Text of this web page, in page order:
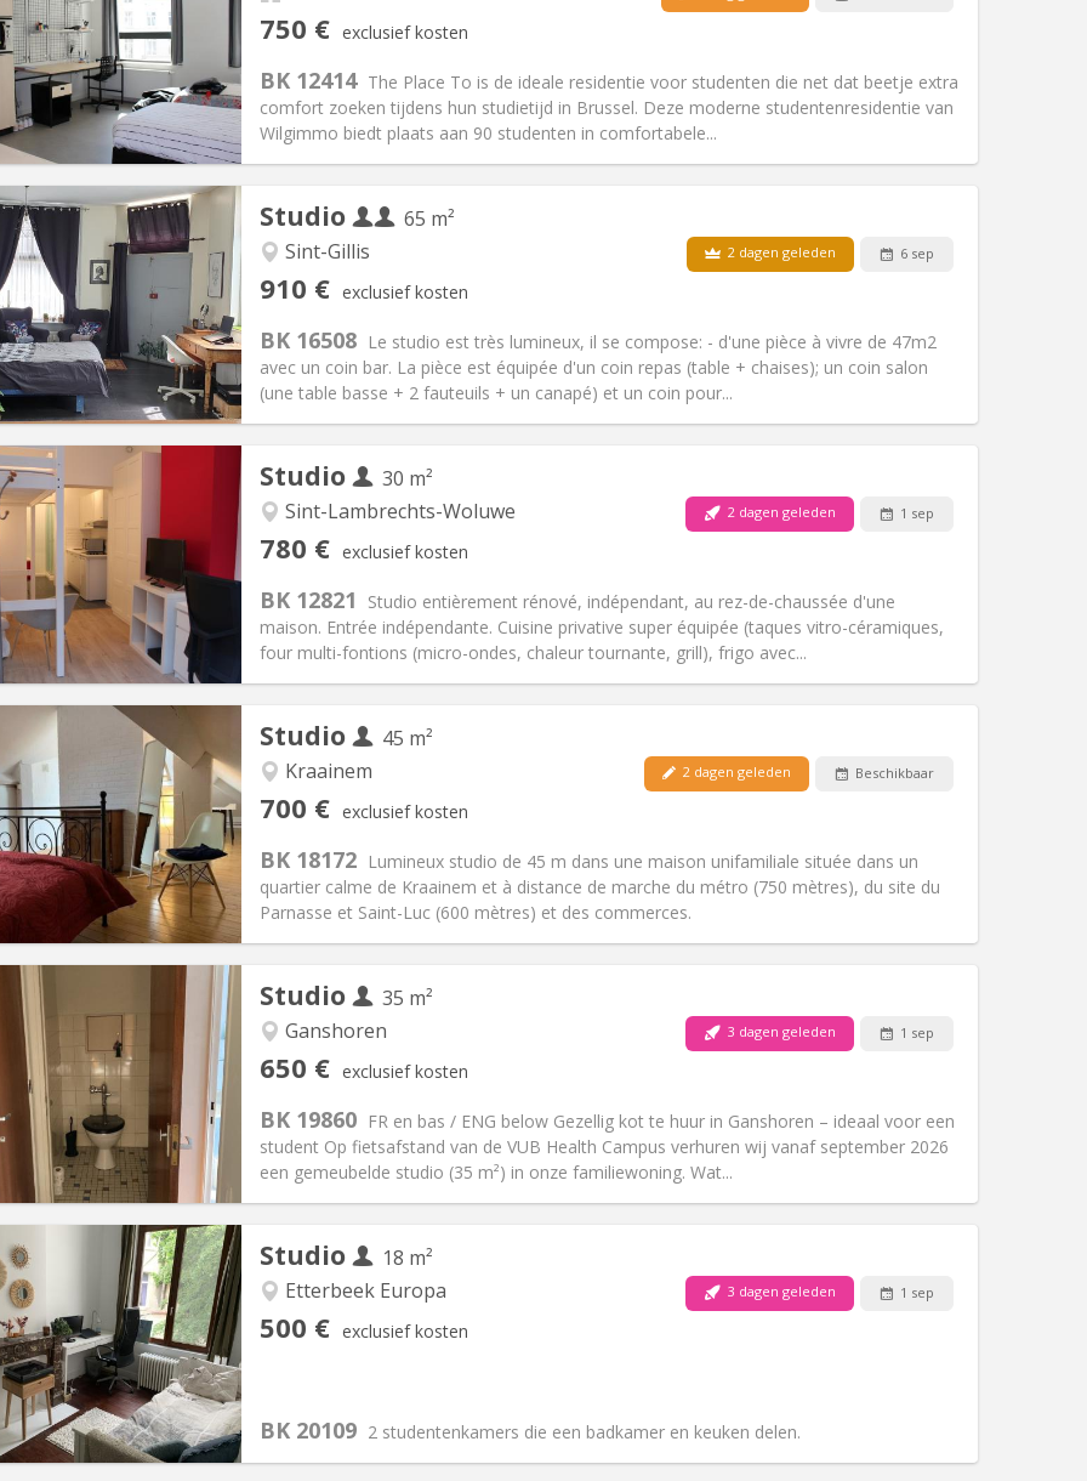
750 € exclusief kosten
BK 12414 The Place To is de ideale residentie voor studenten die net dat beetje extra
comfort zoeken tijdens hun studietijd in Brussel. Deze moderne studentenresidentie van
Wilgimmo biedt plaats aan 90 studenten in comfortabele...
Informatie
€ (1 pers.)
190 € (1 pers.)
maanden
Nee
Inrichting
Badkamer: Privaat
Oppervlakte:35 m2
Andere
Sfeer:Rustig
Huisdieren:Nee
Studio
65 m²
Sint-Gillis
910 € exclusief kosten
2 dagen geleden 6 sep
BK 16508 Le studio est très lumineux, il se compose: - d'une pièce à vivre de 47m2
avec un coin bar. La pièce est équipée d'un coin repas (table + chaises); un coin salon
(une table basse + 2 fauteuils + un canapé) et un coin pour...
Informatie
€ (455 €/pers.)
200 € (100 €/pers.)
maanden, 11 maanden
Met voorwaarden
Inrichting
Badkamer: Privaat
Oppervlakte:65 m2
Andere
Sfeer:Rustig, ernstig
Huisdieren:Nee
Studio
30 m²
Sint-Lambrechts-Woluwe
780 € exclusief kosten
2 dagen geleden 1 sep
BK 12821
Studio entièrement rénové, indépendant, au rez-de-chaussée d'une
maison. Entrée indépendante. Cuisine privative super équipée (taques vitro-céramiques,
four multi-fontions (micro-ondes, chaleur tournante, grill), frigo avec...
Informatie
€
120 €
maanden
Nee
Inrichting
Badkamer: Privaat
Oppervlakte:30 m2
Andere
Sfeer:Rustig
Huisdieren:Nee
Studio
45 m²
Kraainem
700 € exclusief kosten
2 dagen geleden Beschikbaar
BK 18172 Lumineux studio de 45 m dans une maison unifamiliale située dans un
quartier calme de Kraainem et à distance de marche du métro (750 mètres), du site du
Parnasse et Saint-Luc (600 mètres) et des commerces.
Informatie
€
100 €
maanden
Inrichting
Badkamer: Privaat
Oppervlakte:45 m2
Andere
Sfeer:Rustig, ernstig, hartelijk
Huisdieren:Nee
Studio
35 m²
Ganshoren
650 € exclusief kosten
3 dagen geleden 1 sep
BK 19860 FR en bas / ENG below Gezellig kot te huur in Ganshoren – ideaal voor een
student Op fietsafstand van de VUB Health Campus verhuren wij vanaf september 2026
een gemeubelde studio (35 m²) in onze familiewoning. Wat...
Informatie
€
110 €
maanden, 11 maanden, 10
5-6 maanden
Nee
Inrichting
Badkamer: Privaat
Oppervlakte:35 m2
Andere
Sfeer: Rustig
Huisdieren:Nee
Studio
18 m²
Etterbeek Europa
500 € exclusief kosten
3 dagen geleden 1 sep
BK 20109 2 studentenkamers die een badkamer en keuken delen.
Informatie
€
155 €
maanden
Nee
Inrichting
Oppervlakte:18 m2
Andere
Huisdieren:Nee